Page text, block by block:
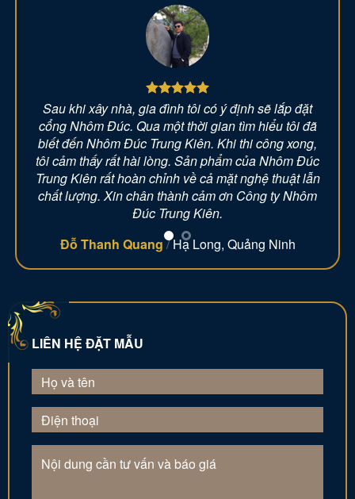
Sau khi xây nhà, gia đình tôi có ý định sẽ lắp đặt
cổng Nhôm Đúc. Qua một thời gian tìm hiểu tôi đã
biết đến Nhôm Đúc Trung Kiên. Khi thi công xong,
tôi cảm thấy rất hài lòng. Sản phẩm của Nhôm Đúc
Trung Kiên rất hoàn chỉnh về cả mặt nghệ thuật lẫn
chất lượng. Xin chân thành cảm ơn Công ty Nhôm
Đúc Trung Kiên.
Đỗ Thanh Quang/Hạ Long, Quảng Ninh
LIÊN HỆ ĐẶT MẪU